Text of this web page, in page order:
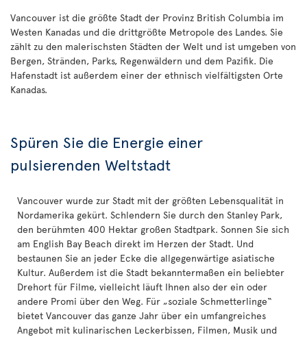
Vancouver ist die größte Stadt der Provinz British Columbia im
Westen Kanadas und die drittgrößte Metropole des Landes. Sie
zählt zu den malerischsten Städten der Welt und ist umgeben von
Bergen, Stränden, Parks, Regenwäldern und dem Pazifik. Die
Hafenstadt ist außerdem einer der ethnisch vielfältigsten Orte
Kanadas.
Spüren Sie die Energie einer
pulsierenden Weltstadt
Vancouver wurde zur Stadt mit der größten Lebensqualität in
Nordamerika gekürt. Schlendern Sie durch den Stanley Park,
den berühmten 400 Hektar großen Stadtpark. Sonnen Sie sich
am English Bay Beach direkt im Herzen der Stadt. Und
bestaunen Sie an jeder Ecke die allgegenwärtige asiatische
Kultur. Außerdem ist die Stadt bekanntermaßen ein beliebter
Drehort für Filme, vielleicht läuft Ihnen also der ein oder
andere Promi über den Weg. Für „soziale Schmetterlinge“
bietet Vancouver das ganze Jahr über ein umfangreiches
Angebot mit kulinarischen Leckerbissen, Filmen, Musik und